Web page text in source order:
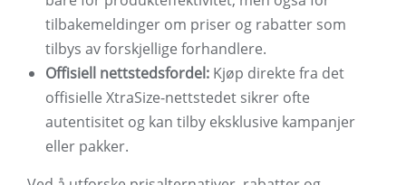
tilbakemeldinger om priser og rabatter som
tilbys av forskjellige forhandlere.
Offisiell nettstedsfordel: Kjøp direkte fra det
offisielle XtraSize-nettstedet sikrer ofte
autentisitet og kan tilby eksklusive kampanjer
eller pakker.